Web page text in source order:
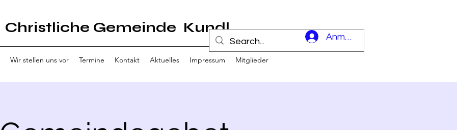
Christliche Gemeinde Kundl
Anmelden
Wir stellen uns vor Termine Kontakt Aktuelles Impressum Mitglieder